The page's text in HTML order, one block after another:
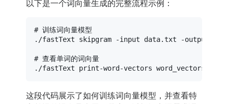
以下是一个词向量生成的完整流程示例：
# 训练词向量模型
./fastText skipgram -input data.txt -output
# 查看单词的词向量
这段代码展示了如何训练词向量模型，并查看特